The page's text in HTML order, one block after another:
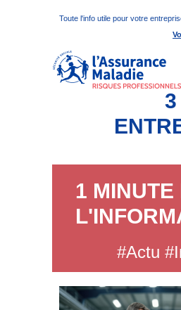
Toute l'info utile pour votre
1 MINUTE
#Actu